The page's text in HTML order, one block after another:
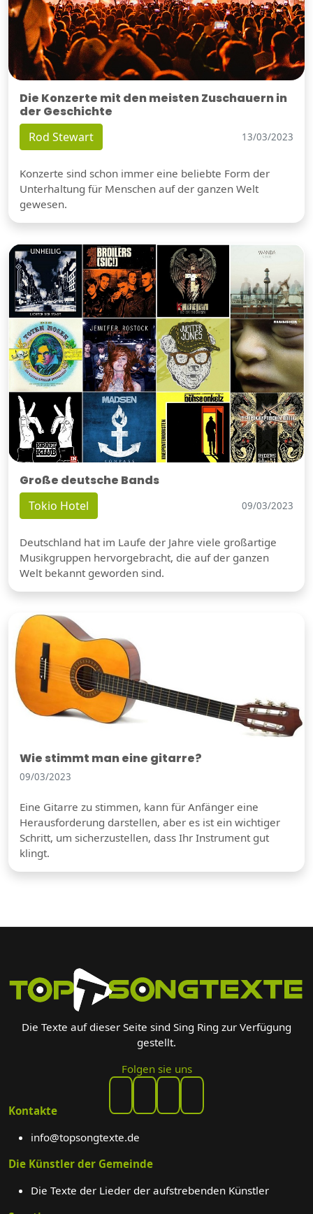
Die Konzerte mit den meisten Zuschauern in
der Geschichte
Rod Stewart 13/03/2023
Konzerte sind schon immer eine beliebte Form der
Unterhaltung für Menschen auf der ganzen Welt
gewesen.
Große deutsche Bands
Tokio Hotel 09/03/2023
Deutschland hat im Laufe der Jahre viele großartige
Musikgruppen hervorgebracht, die auf der ganzen
Welt bekannt geworden sind.
Wie stimmt man eine gitarre?
09/03/2023
Eine Gitarre zu stimmen, kann für Anfänger eine
Herausforderung darstellen, aber es ist ein wichtiger
Schritt, um sicherzustellen, dass Ihr Instrument gut
klingt.
Die Texte auf dieser Seite sind Sing Ring zur Verfügung
gestellt.
Folgen sie uns
Kontakte
info@topsongtexte.de
Die Künstler der Gemeinde
Die Texte der Lieder der aufstrebenden Künstler